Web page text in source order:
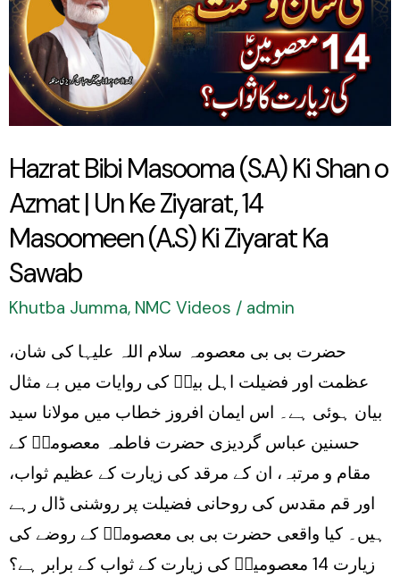
Hazrat Bibi Masooma (S.A) Ki Shan o
Azmat | Un Ke Ziyarat, 14
Masoomeen (A.S) Ki Ziyarat Ka
Sawab
Khutba Jumma, NMC Videos / admin
حضرت بی بی معصومہ سلام اللہ علیہا کی شان،
عظمت اور فضیلت اہل بیتؑ کی روایات میں بے مثال
بیان ہوئی ہے۔ اس ایمان افروز خطاب میں مولانا سید
حسنین عباس گردیزی حضرت فاطمہ معصومہؑ کے
مقام و مرتبہ، ان کے مرقد کی زیارت کے عظیم ثواب،
اور قم مقدس کی روحانی فضیلت پر روشنی ڈال رہے
ہیں۔ کیا واقعی حضرت بی بی معصومہؑ کے روضے کی
زیارت 14 معصومینؑ کی زیارت کے ثواب کے برابر ہے؟
(S.A)
Ki
Shan
Un
Ke
Ziyarat,
14
Masoomeen
(A.S)
Ki
Ziyarat
Ka
Sawab